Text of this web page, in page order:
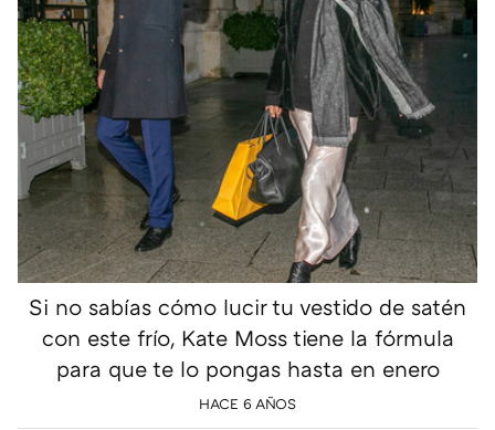
Si no sabías cómo lucir tu vestido de satén
con este frío, Kate Moss tiene la fórmula
para que te lo pongas hasta en enero
HACE 6 AÑOS